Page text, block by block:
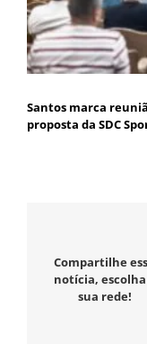
Santos marca
proposta da SDC
Compartilhe
notícia, escolha
sua rede!